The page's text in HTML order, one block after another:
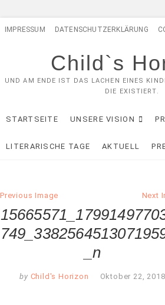
IMPRESSUM DATENSCHUTZERKLÄRUNG
Child`s
UND AM ENDE IST DAS LACHEN EINES
DIE EXISTIERT.
STARTSEITE UNSERE VISION
LITERARISCHE TAGE AKTUELL
Previous Image Next
_n
by Child's Horizon Oktober 22, 2018